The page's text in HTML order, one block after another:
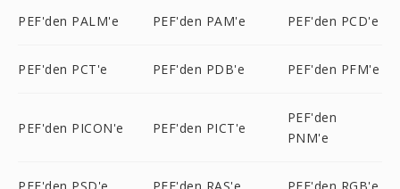
PEF'den PALM'e PEF'den PAM'e PEF'den PCD'e
PEF'den PCT'e PEF'den PDB'e PEF'den PFM'e
PEF'den PICON'e PEF'den PICT'e
PEF'den
PNM'e